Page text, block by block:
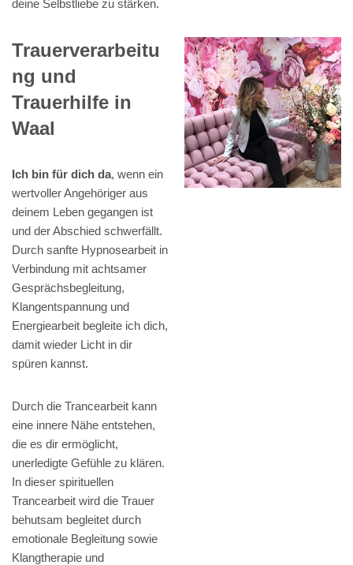
deine Selbstliebe zu stärken.
Trauerverarbeitu
ng und
Trauerhilfe in
Waal
Ich bin für dich da, wenn ein
wertvoller Angehöriger aus
deinem Leben gegangen ist
und der Abschied schwerfällt.
Durch sanfte Hypnosearbeit in
Verbindung mit achtsamer
Gesprächsbegleitung,
Klangentspannung und
Energiearbeit begleite ich dich,
damit wieder Licht in dir
spüren kannst.
Durch die Trancearbeit kann
eine innere Nähe entstehen,
die es dir ermöglicht,
unerledigte Gefühle zu klären.
In dieser spirituellen
Trancearbeit wird die Trauer
behutsam begleitet durch
emotionale Begleitung sowie
Klangtherapie und